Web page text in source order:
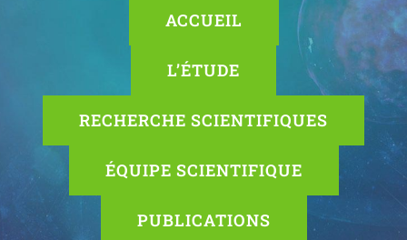
ACCUEIL
L’ÉTUDE
RECHERCHE SCIENTIFIQUES
ÉQUIPE SCIENTIFIQUE
PUBLICATIONS